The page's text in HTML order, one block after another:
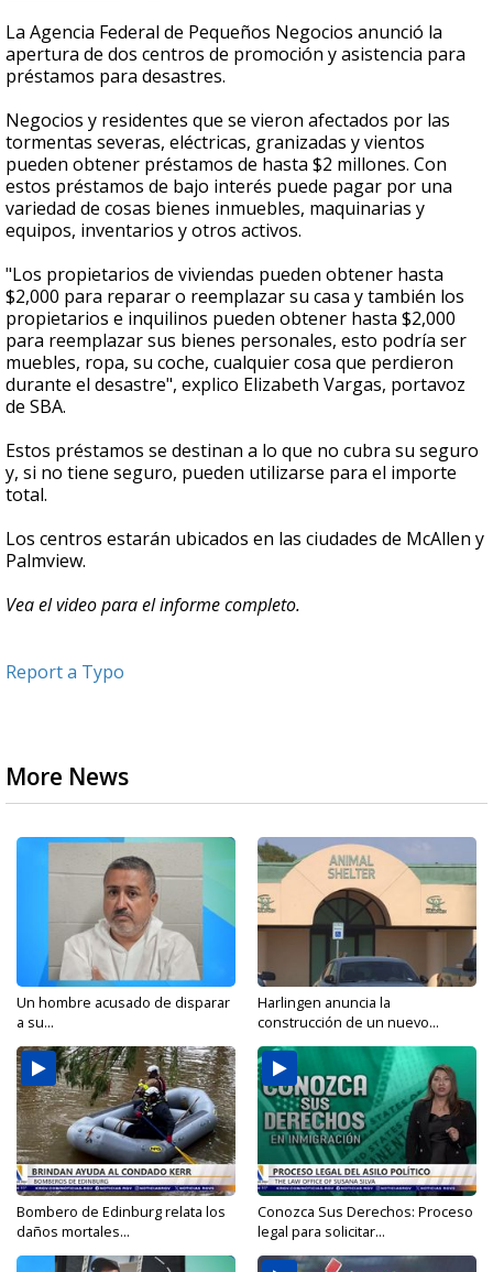
seconds
of
1
minute,
seconds
La Agencia Federal de Pequeños Negocios anunció la
apertura de dos centros de promoción y asistencia para
préstamos para desastres.
Negocios y residentes que se vieron afectados por las
tormentas severas, eléctricas, granizadas y vientos
pueden obtener préstamos de hasta $2 millones. Con
estos préstamos de bajo interés puede pagar por una
variedad de cosas bienes inmuebles, maquinarias y
equipos, inventarios y otros activos.
"Los propietarios de viviendas pueden obtener hasta
$2,000 para reparar o reemplazar su casa y también los
propietarios e inquilinos pueden obtener hasta $2,000
para reemplazar sus bienes personales, esto podría ser
muebles, ropa, su coche, cualquier cosa que perdieron
durante el desastre", explico Elizabeth Vargas, portavoz
de SBA.
Estos préstamos se destinan a lo que no cubra su seguro
y, si no tiene seguro, pueden utilizarse para el importe
total.
Los centros estarán ubicados en las ciudades de McAllen y
Palmview.
Vea el video para el informe completo.
Report a Typo
More News
Un hombre acusado de disparar
a su...
Harlingen anuncia la
construcción de un nuevo...
Bombero de Edinburg relata los
daños mortales...
Conozca Sus Derechos: Proceso
legal para solicitar...